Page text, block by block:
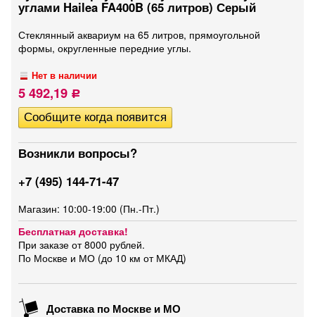
углами Hailea FA400B (65 литров) Серый
Стеклянный аквариум на 65 литров, прямоугольной
формы, округленные передние углы.
Нет в наличии
5 492,19 Р
Возникли вопросы?
+7 (495) 144-71-47
Магазин: 10:00-19:00 (Пн.-Пт.)
Бесплатная доставка!
При заказе от 8000 рублей.
По Москве и МО (до 10 км от МКАД)
Доставка по Москве и МО